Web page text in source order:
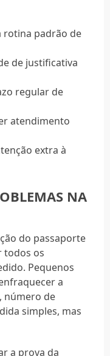
rotina padrão de
de justificativa
regular de
atendimento
extra à
NA
do passaporte
todos os
Pequenos
a
número de
simples, mas
a prova da